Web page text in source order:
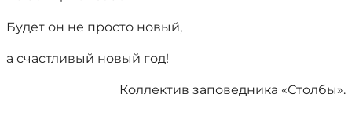
Будет он не просто новый,
а счастливый новый год!
Коллектив заповедника «Столбы».